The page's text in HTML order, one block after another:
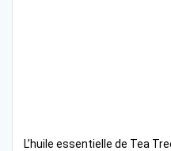
L’huile essentielle de Tea